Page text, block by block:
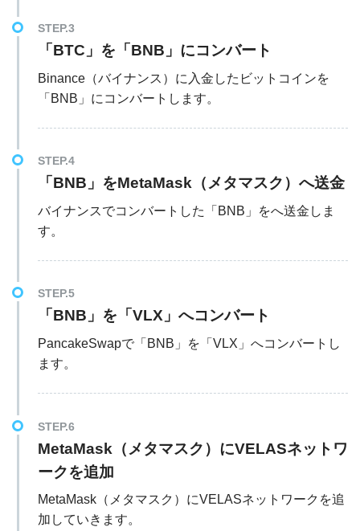
STEP.3
「BTC」を「BNB」にコンバート
Binance（バイナンス）に入金したビットコインを
「BNB」にコンバートします。
STEP.4
「BNB」をMetaMask（メタマスク）へ送金
バイナンスでコンバートした「BNB」をへ送金しま
す。
STEP.5
「BNB」を「VLX」へコンバート
PancakeSwapで「BNB」を「VLX」へコンバートし
ます。
STEP.6
MetaMask（メタマスク）にVELASネットワ
ークを追加
MetaMask（メタマスク）にVELASネットワークを追
加していきます。